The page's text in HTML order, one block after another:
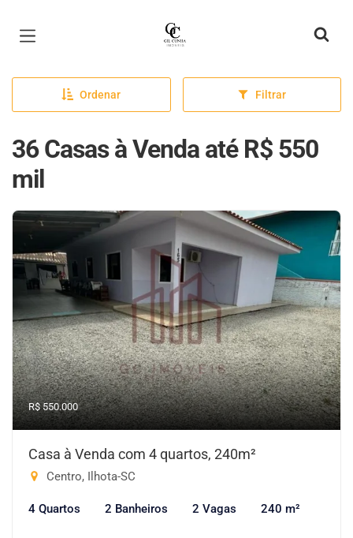
Página inicial
Ordenar Filtrar
36 Casas à Venda até R$ 550
mil
R$ 550.000
Casa à Venda com 4 quartos, 240m²
Centro, Ilhota-SC
4 Quartos 2 Banheiros 2 Vagas 240 m²